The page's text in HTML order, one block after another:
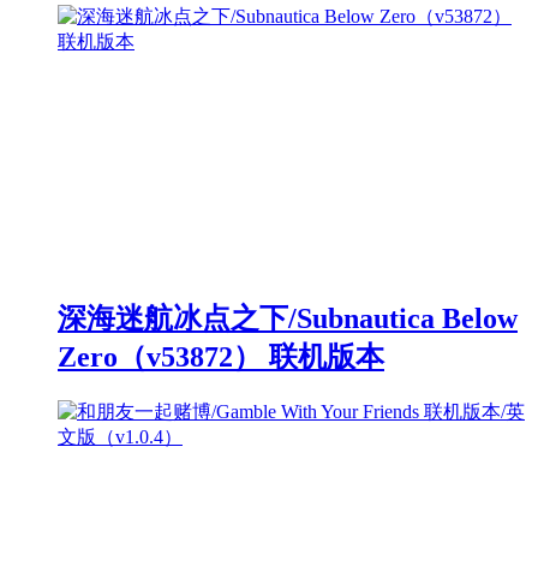
深海迷航冰点之下/Subnautica Below
Zero（v53872） 联机版本